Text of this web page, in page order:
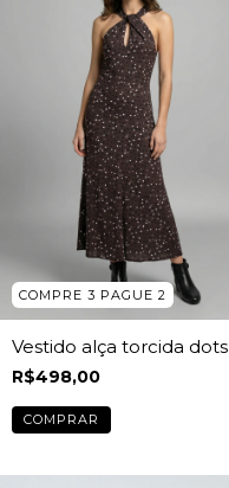
COMPRE 3 PAGUE 2
Vestido alça torcida dots
R$498,00
COMPRAR